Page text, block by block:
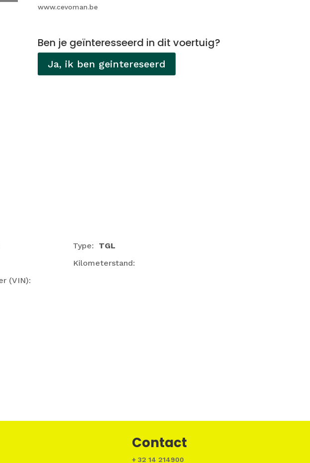
www.cevoman.be
Ben je geïnteresseerd in dit voertuig?
Ja, ik ben geintereseerd
(VIN):
Type:
TGL
Kilometerstand:
Contact
+ 32 14 214900